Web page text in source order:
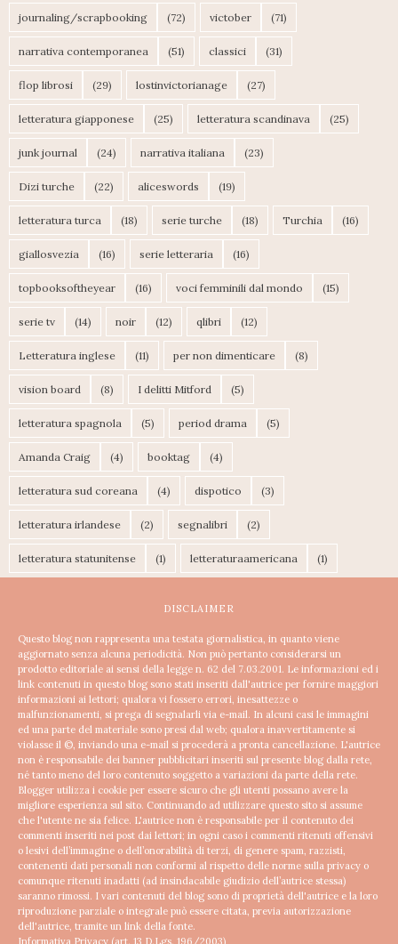
journaling/scrapbooking (72) victober (71)
narrativa contemporanea (51) classici (31)
flop librosi (29) lostinvictorianage (27)
letteratura giapponese (25) letteratura scandinava (25)
junk journal (24) narrativa italiana (23)
Dizi turche (22) aliceswords (19)
letteratura turca (18) serie turche (18) Turchia (16)
giallosvezia (16) serie letteraria (16)
topbooksoftheyear (16) voci femminili dal mondo (15)
serie tv (14) noir (12) qlibri (12)
Letteratura inglese (11) per non dimenticare (8)
vision board (8) I delitti Mitford (5)
letteratura spagnola (5) period drama (5)
Amanda Craig (4) booktag (4)
letteratura sud coreana (4) dispotico (3)
letteratura irlandese (2) segnalibri (2)
letteratura statunitense (1) letteraturaamericana (1)
DISCLAIMER
Questo blog non rappresenta una testata giornalistica, in quanto viene
aggiornato senza alcuna periodicità. Non può pertanto considerarsi un
prodotto editoriale ai sensi della legge n. 62 del 7.03.2001. Le informazioni ed i
link contenuti in questo blog sono stati inseriti dall'autrice per fornire maggiori
informazioni ai lettori; qualora vi fossero errori, inesattezze o
malfunzionamenti, si prega di segnalarli via e-mail. In alcuni casi le immagini
ed una parte del materiale sono presi dal web; qualora inavvertitamente si
violasse il ©, inviando una e-mail si procederà a pronta cancellazione. L'autrice
non è responsabile dei banner pubblicitari inseriti sul presente blog dalla rete,
né tanto meno del loro contenuto soggetto a variazioni da parte della rete.
Blogger utilizza i cookie per essere sicuro che gli utenti possano avere la
migliore esperienza sul sito. Continuando ad utilizzare questo sito si assume
che l'utente ne sia felice. L'autrice non è responsabile per il contenuto dei
commenti inseriti nei post dai lettori; in ogni caso i commenti ritenuti offensivi
o lesivi dell’immagine o dell’onorabilità di terzi, di genere spam, razzisti,
contenenti dati personali non conformi al rispetto delle norme sulla privacy o
comunque ritenuti inadatti (ad insindacabile giudizio dell’autrice stessa)
saranno rimossi. I vari contenuti del blog sono di proprietà dell'autrice e la loro
riproduzione parziale o integrale può essere citata, previa autorizzazione
dell'autrice, tramite un link della fonte.
Informativa Privacy (art. 13 D.Lgs. 196/2003)